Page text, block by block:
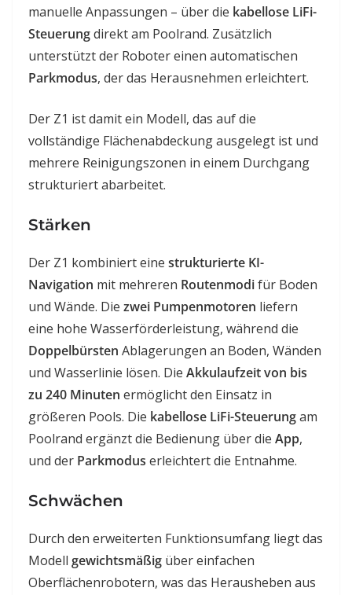
manuelle Anpassungen – über die kabellose LiFi-
Steuerungdirekt am Poolrand. Zusätzlich
unterstützt der Roboter einen automatischen
Parkmodus, der das Herausnehmen erleichtert.
Der Z1 ist damit ein Modell, das auf die
vollständige Flächenabdeckung ausgelegt ist und
mehrere Reinigungszonen in einem Durchgang
strukturiert abarbeitet.
Stärken
Der Z1 kombiniert eine strukturierte KI-
Navigation mit mehreren Routenmodifür Boden
und Wände. Die zwei Pumpenmotoren liefern
eine hohe Wasserförderleistung, während die
Doppelbürsten Ablagerungen an Boden, Wänden
und Wasserlinie lösen. Die Akkulaufzeit von bis
zu 240 Minuten ermöglicht den Einsatz in
größeren Pools. Die kabellose LiFi-Steuerungam
Poolrand ergänzt die Bedienung über die App,
und der Parkmodus erleichtert die Entnahme.
Schwächen
Durch den erweiterten Funktionsumfang liegt das
Modell gewichtsmäßig über einfachen
Oberflächenrobotern, was das Herausheben aus